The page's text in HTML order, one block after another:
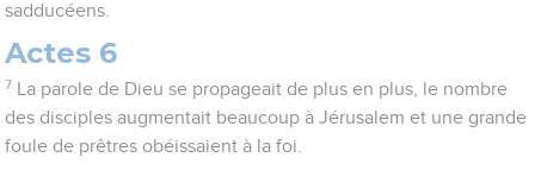
sadducéens.
Actes 6
7
La parole de Dieu se propageait de plus en plus, le nombre
des disciples augmentait beaucoup à Jérusalem et une grande
foule de prêtres obéissaient à la foi.